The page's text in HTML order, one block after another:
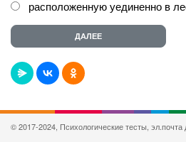
расположенную уединенно в
© 2017-2024, Психологические тесты, эл.почта